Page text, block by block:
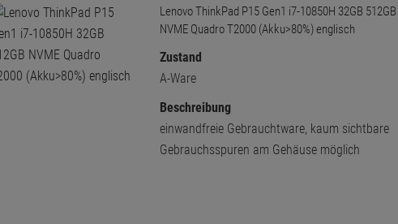
Lenovo ThinkPad P15 Gen1 i7-10850H 32GB 512GB
NVME Quadro T2000 (Akku>80%) englisch
Zustand
A-Ware
Beschreibung
einwandfreie Gebrauchtware, kaum sichtbare
Gebrauchsspuren am Gehäuse möglich